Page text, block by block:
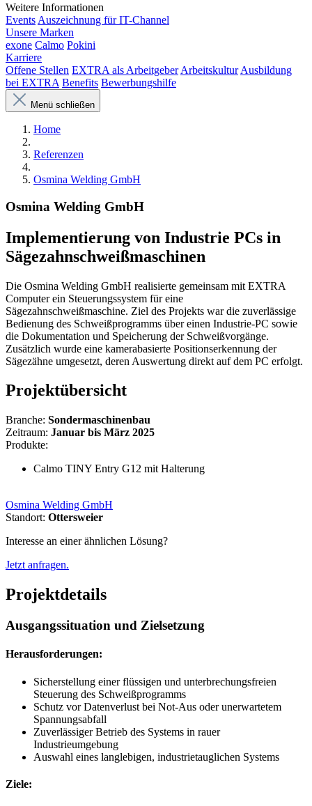
Weitere Informationen
Events Auszeichnung für IT-Channel
Unsere Marken
exone Calmo Pokini
Karriere
Offene Stellen EXTRA als Arbeitgeber Arbeitskultur Ausbildung
bei EXTRA Benefits Bewerbungshilfe
Menü schließen
Home
Referenzen
Osmina Welding GmbH
Osmina Welding GmbH
Implementierung von Industrie PCs in
Sägezahnschweißmaschinen
Die Osmina Welding GmbH realisierte gemeinsam mit EXTRA
Computer ein Steuerungssystem für eine
Sägezahnschweißmaschine. Ziel des Projekts war die zuverlässige
Bedienung des Schweißprogramms über einen Industrie-PC sowie
die Dokumentation und Speicherung der Schweißvorgänge.
Zusätzlich wurde eine kamerabasierte Positionserkennung der
Sägezähne umgesetzt, deren Auswertung direkt auf dem PC erfolgt.
Projektübersicht
Branche: Sondermaschinenbau
Zeitraum: Januar bis März 2025
Produkte:
Calmo TINY Entry G12 mit Halterung
Osmina Welding GmbH
Standort: Ottersweier
Interesse an einer ähnlichen Lösung?
Jetzt anfragen.
Projektdetails
Ausgangssituation und Zielsetzung
Herausforderungen:
Sicherstellung einer flüssigen und unterbrechungsfreien
Steuerung des Schweißprogramms
Schutz vor Datenverlust bei Not-Aus oder unerwartetem
Spannungsabfall
Zuverlässiger Betrieb des Systems in rauer
Industrieumgebung
Auswahl eines langlebigen, industrietauglichen Systems
Ziele: